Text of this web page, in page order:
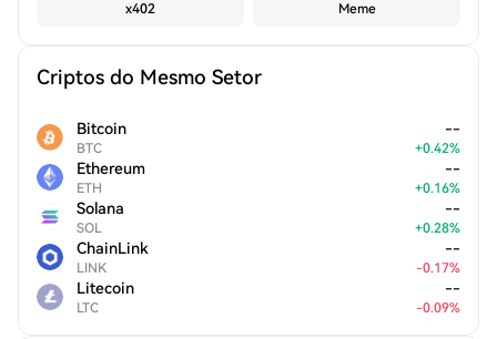
x402 Meme
Criptos do Mesmo Setor
Bitcoin
BTC
--
+0.42%
Ethereum
ETH
--
+0.16%
Solana
SOL
--
+0.28%
ChainLink
LINK
--
-0.17%
Litecoin
LTC
--
-0.09%